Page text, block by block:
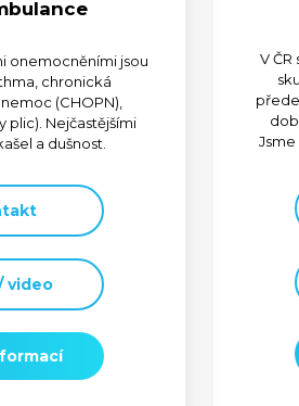
onemocněními jsou
chronická
(CHOPN),
plic). Nejčastějšími
a dušnost.
video
V